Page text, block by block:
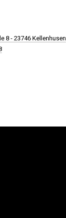
8 - 23746 Kellenhusen